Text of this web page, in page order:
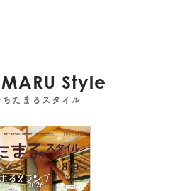
Style
ちたまるスタイル